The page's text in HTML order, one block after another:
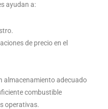
ayudan a:
de precio en el
almacenamiento adecuado
combustible
operativas.